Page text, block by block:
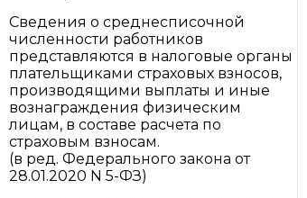
Сведения о среднесписочной
численности работников
представляются в налоговые органы
плательщиками страховых взносов,
производящими выплаты и иные
вознаграждения физическим
лицам, в составе расчета по
страховым взносам.
(в ред. Федерального закона от
28.01.2020 N 5-ФЗ)